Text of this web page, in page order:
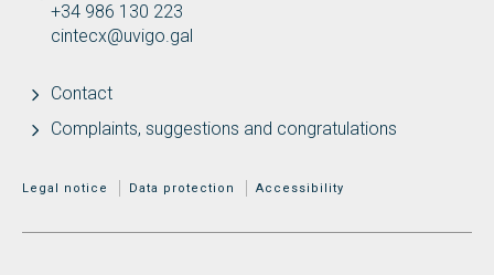
+34 986 130 223
cintecx@uvigo.gal
Contact
Complaints, suggestions and congratulations
MENÚ ADICIONAL
Legal notice Data protection Accessibility